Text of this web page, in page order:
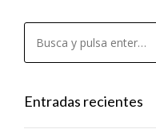
Entradas recientes